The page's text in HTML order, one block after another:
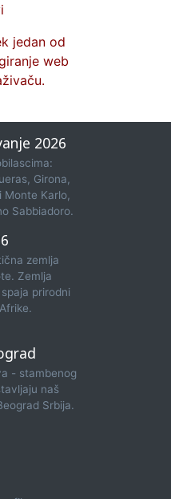
jedan od
web
2026
Girona,
Monte Karlo,
Sabbiadoro.
zemlja
Zemlja
prirodni
- stambenog
naš
Srbija.